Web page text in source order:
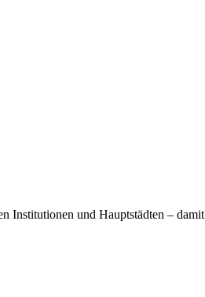
und Hauptstädten –